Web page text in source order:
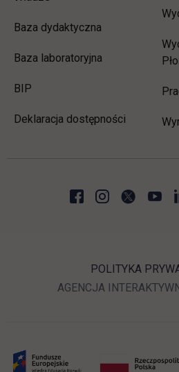
Baza dydaktyczna
Baza laboratoryjna
BIP link otwiera się w nowej karcie
Deklaracja dostępności
POLITYKA
AGENCJA